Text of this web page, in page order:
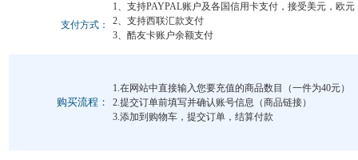
支付方式：
1、支持PAYPAL账户及各国信用卡支付，接受美元，欧
2、支持西联汇款支付
3、酷友卡账户余额支付
购买流程：
1.在网站中直接输入您要充值的商品数目（一件为40元）
2.提交订单前填写并确认账号信息（商品链接）
3.添加到购物车，提交订单，结算付款